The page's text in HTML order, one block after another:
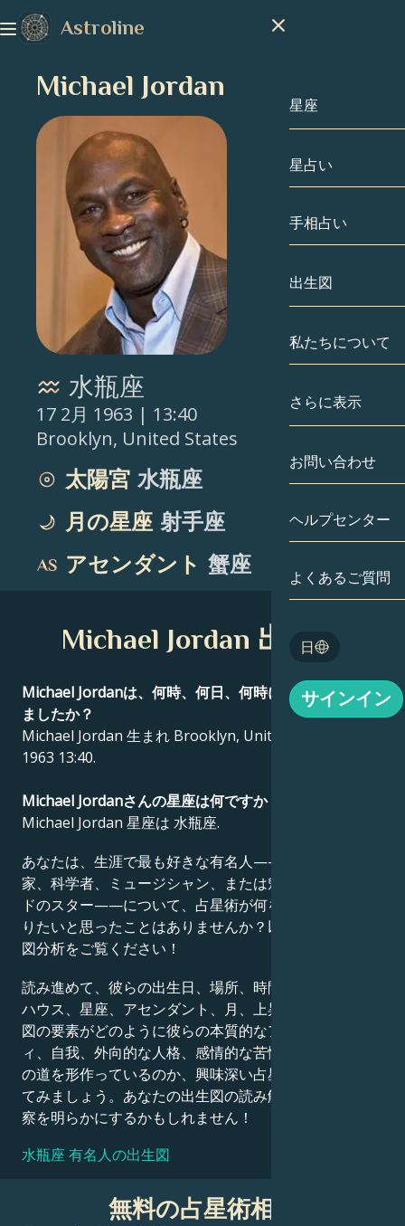
Astroline
星座
星座
山羊座
魚座
牡羊座
牡牛座
蟹座
獅子座
乙女座
射手座
星占い
手相占い
出生図
出生図
有名人
アストロカー
私たちについて
さらに表示
相性
タロット
エンジェルナ
お問い合わせ
ヘルプセンター
よくあるご質問
日
English
サインイン
Michael Jordan
水瓶座
17 2月 1963 | 13:40
Brooklyn, United States
太陽宮 水瓶座
月の星座 射手座
アセンダント 蟹座
Michael Jordan 出生図
Michael Jordanは、何時、何日、何時に、どこで生まれ
ましたか？
Michael Jordan 生まれ Brooklyn, United States 17 2月
1963 13:40.
Michael Jordanさんの星座は何ですか？
Michael Jordan 星座は 水瓶座.
あなたは、生涯で最も好きな有名人——政治家、発明
家、科学者、ミュージシャン、または魅力的なハリウッ
ドのスター——について、占星術が何を語っているか知
りたいと思ったことはありませんか？以下の詳細な出生
図分析をご覧ください！
読み進めて、彼らの出生日、場所、時間、惑星の位置、
ハウス、星座、アセンダント、月、上昇星座など、出生
図の要素がどのように彼らの本質的なアイデンティテ
ィ、自我、外向的な人格、感情的な苦悩、そして成功へ
の道を形作っているのか、興味深い占星術的解釈を探っ
てみましょう。あなたの出生図の読み解きも、同様の洞
察を明らかにするかもしれません！
水瓶座 有名人の出生図
無料の占星術相談